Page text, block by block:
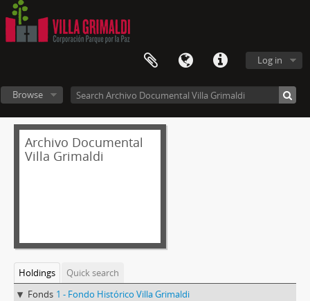
Log in
Browse
Archivo Documental
Villa Grimaldi
Holdings
Quick search
Fonds 1 - Fondo Histórico Villa Grimaldi